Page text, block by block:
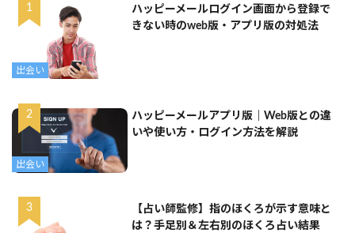
出会い
ハッピーメールログイン画面から登録で
きない時のweb版・アプリ版の対処法
出会い
ハッピーメールアプリ版｜Web版との違
いや使い方・ログイン方法を解説
【占い師監修】指のほくろが示す意味と
は？手足別＆左右別のほくろ占い結果